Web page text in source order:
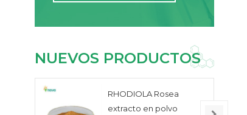
NUEVOS PRODUCTOS
RHODIOLA Rosea
extracto en polvo